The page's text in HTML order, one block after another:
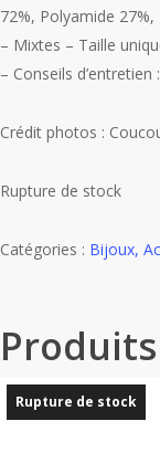
72%, Polyamide 27%,
– Mixtes – Taille
– Conseils d’entretien
Crédit photos :
Rupture de stock
Catégories : Bijoux,
Rupture de stock